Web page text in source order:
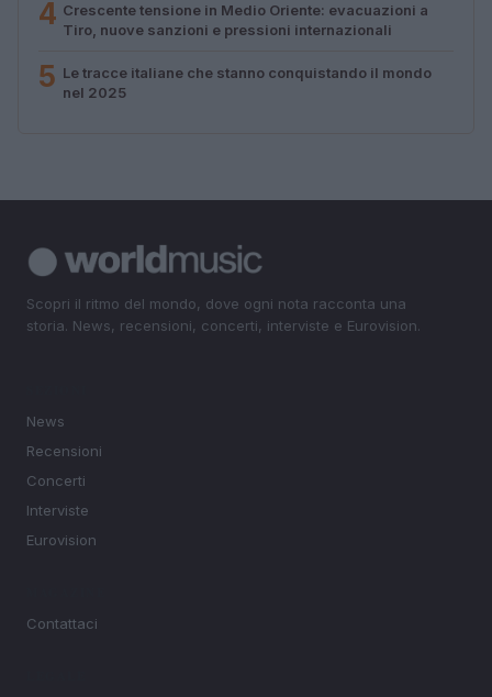
4 Crescente tensione in Medio Oriente: evacuazioni a
Tiro, nuove sanzioni e pressioni internazionali
5 Le tracce italiane che stanno conquistando il mondo
nel 2025
Scopri il ritmo del mondo, dove ogni nota racconta una
storia. News, recensioni, concerti, interviste e Eurovision.
News
Recensioni
Concerti
Interviste
Eurovision
Contattaci